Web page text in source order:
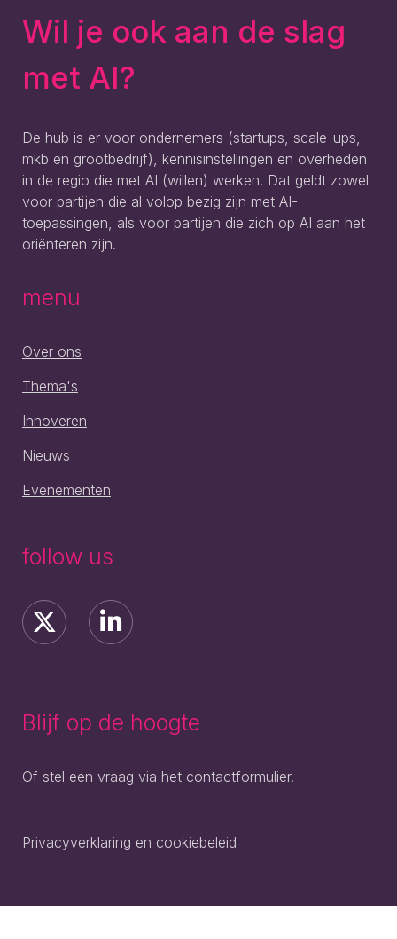
Wil je ook aan de slag
met AI?
De hub is er voor ondernemers (startups, scale-ups,
mkb en grootbedrijf), kennisinstellingen en overheden
in de regio die met AI (willen) werken. Dat geldt zowel
voor partijen die al volop bezig zijn met AI-
toepassingen, als voor partijen die zich op AI aan het
oriënteren zijn.
menu
Over ons
Thema's
Innoveren
Nieuws
Evenementen
follow us
Blijf op de hoogte
Of stel een vraag via het contactformulier.
Privacyverklaring en cookiebeleid